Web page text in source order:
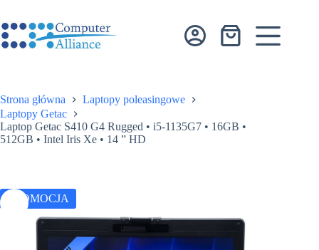
treści
Koszyk
Strona główna
Laptopy poleasingowe
Laptopy Getac
Laptop Getac S410 G4 Rugged • i5-1135G7 • 16GB •
512GB • Intel Iris Xe • 14 ” HD
PROMOCJA